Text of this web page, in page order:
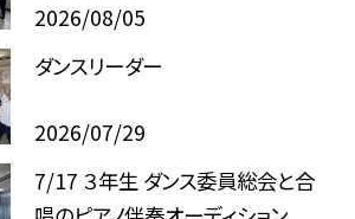
2026/08/05
ダンスリーダー
2026/07/29
7/17 ３年生 ダンス委員総会と合